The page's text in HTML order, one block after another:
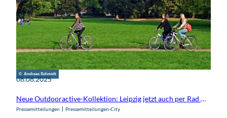
© Andreas Schmidt
08.08.2025
Neue Outdooractive-Kollektion: Leipzig jetzt auch per Rad stadtnah entdecken
Pressemitteilungen Pressemitteilungen-City